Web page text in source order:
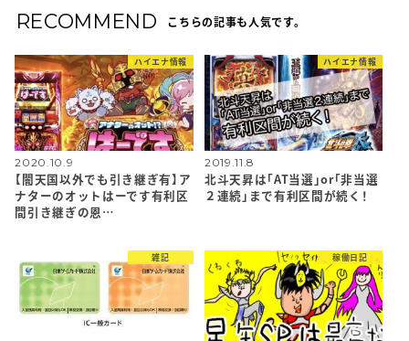
RECOMMEND こちらの記事も人気です。
ハイエナ情報
2020.10.9
【闇天国以外でも引き継ぎ有】ア
ナターのオットはーです有利区
間引き継ぎの恩…
ハイエナ情報
2019.11.8
北斗天昇は「AT当選」or「非当選
２連続」まで有利区間が続く！
雑記 稼働日記